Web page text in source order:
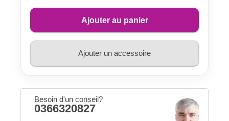
Ajouter au panier
Ajouter un accessoire
Besoin d'un conseil?
0366320827